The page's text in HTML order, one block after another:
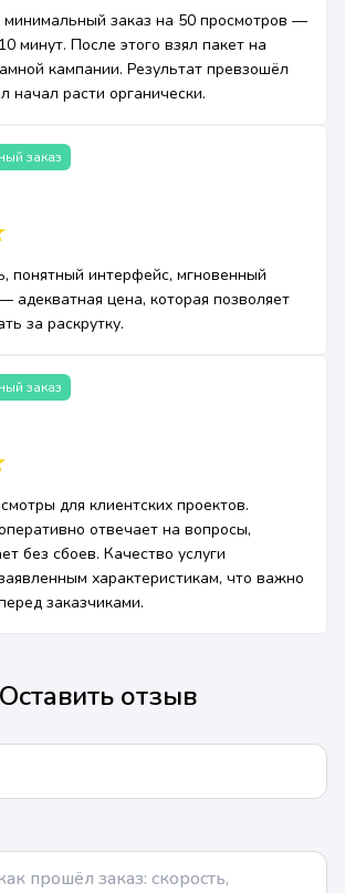
минимальный заказ на 50 просмотров —
минут. После этого взял пакет на
кампании. Результат превзошёл
начал расти органически.
заказ
понятный интерфейс, мгновенный
адекватная цена, которая позволяет
за раскрутку.
заказ
для клиентских проектов.
отвечает на вопросы,
без сбоев. Качество услуги
характеристикам, что важно
заказчиками.
Оставить отзыв